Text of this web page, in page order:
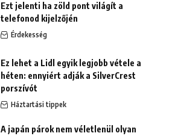
Ezt jelenti ha zöld pont világít a
telefonod kijelzőjén
Érdekesség
Ez lehet a Lidl egyik legjobb vétele a
héten: ennyiért adják a SilverCrest
porszívót
Háztartási tippek
A japán párok nem véletlenül olyan